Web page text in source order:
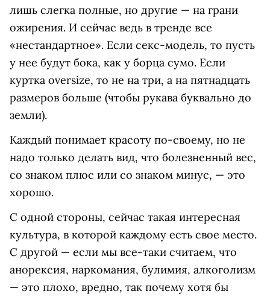
лишь слегка полные, но другие — на грани
ожирения. И сейчас ведь в тренде все
«нестандартное». Если секс-модель, то пусть
у нее будут бока, как у борца сумо. Если
куртка oversize, то не на три, а на пятнадцать
размеров больше (чтобы рукава буквально до
земли).
Каждый понимает красоту по-своему, но не
надо только делать вид, что болезненный вес,
со знаком плюс или со знаком минус, — это
хорошо.
С одной стороны, сейчас такая интересная
культура, в которой каждому есть свое место.
С другой — если мы все-таки считаем, что
анорексия, наркомания, булимия, алкоголизм
— это плохо, вредно, так почему хотя бы